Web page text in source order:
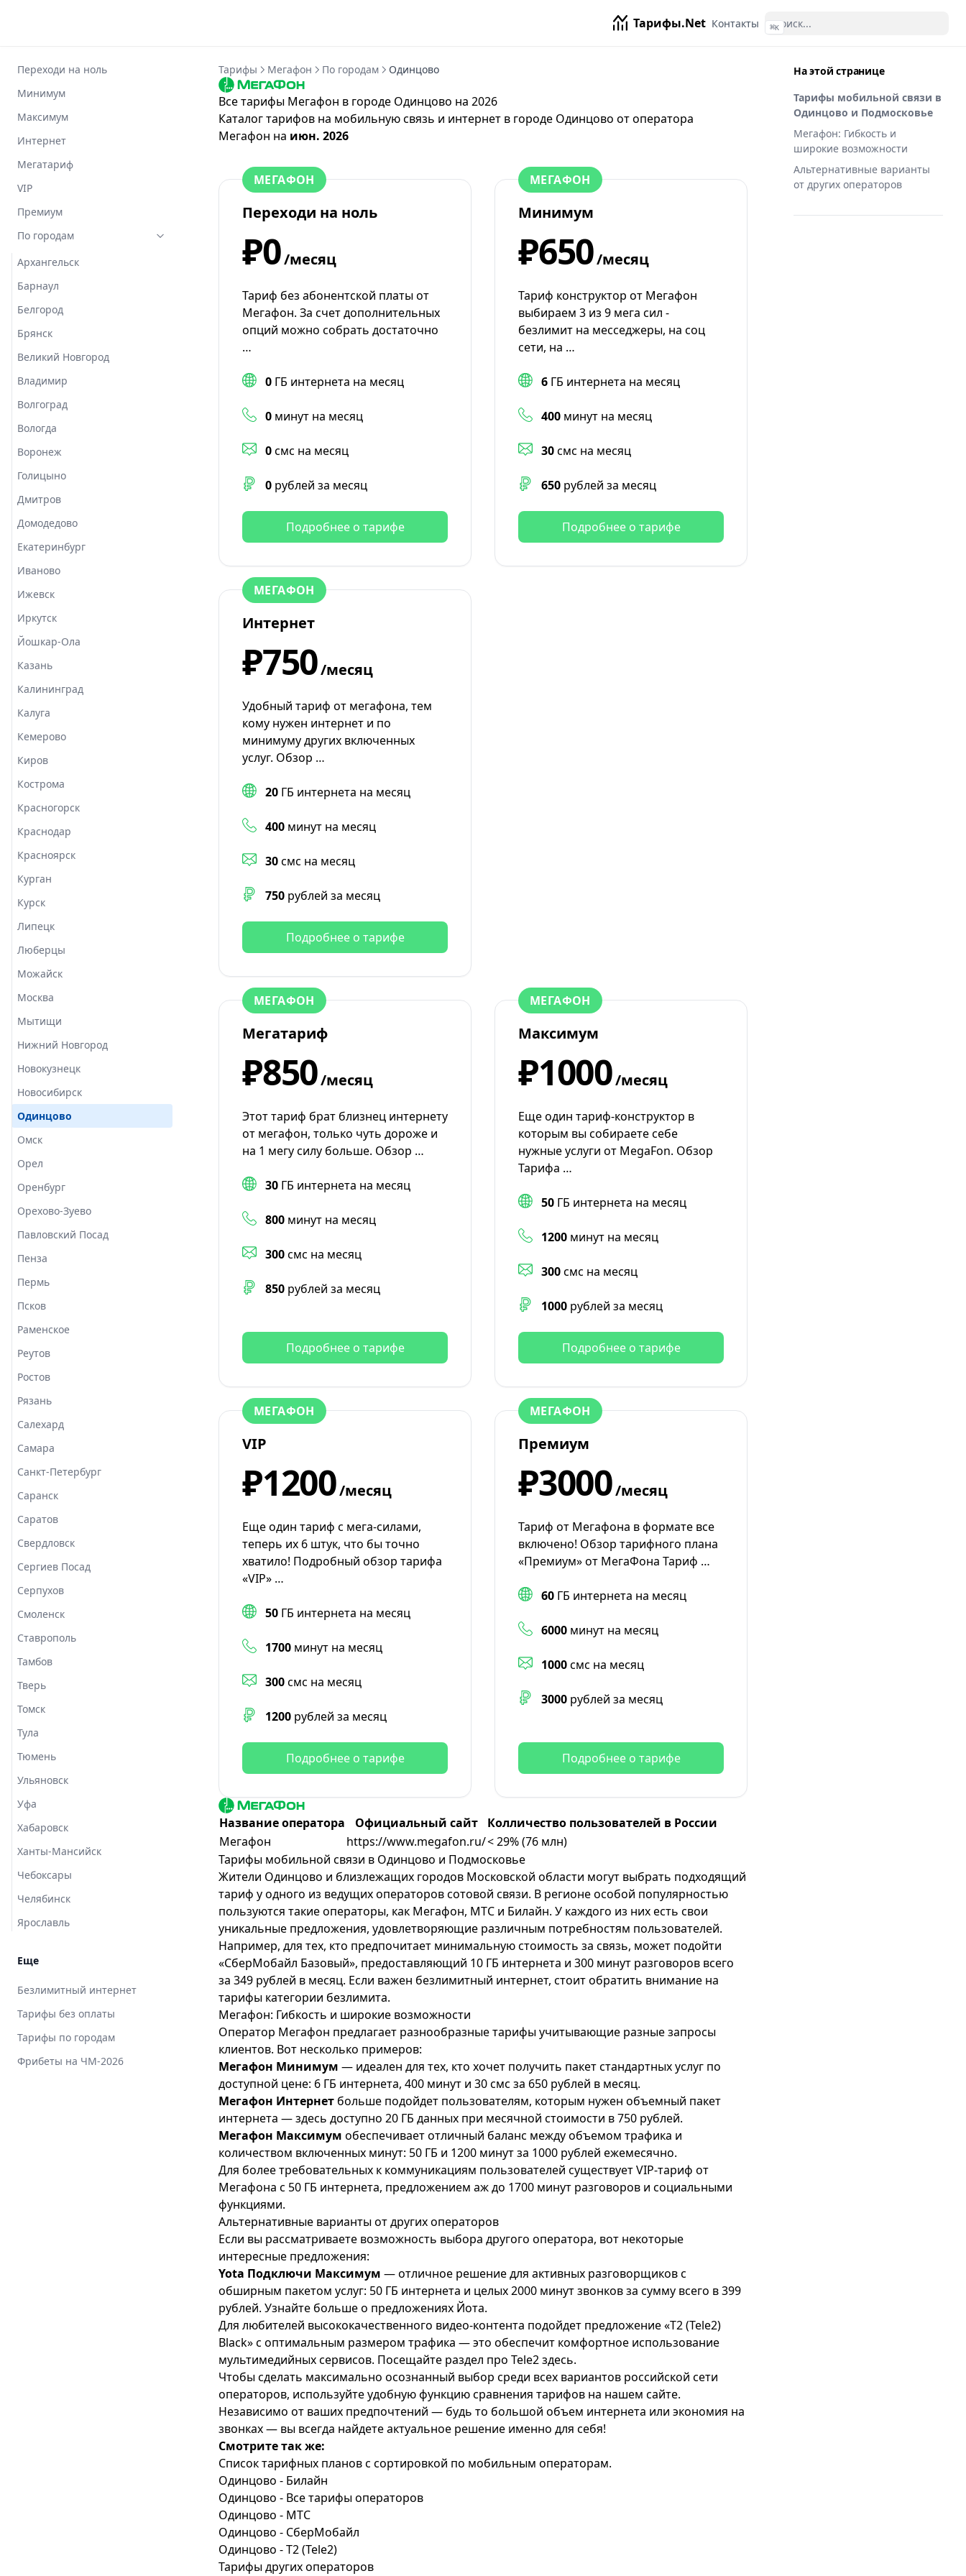
Тарифы.Net Контакты ⌘K
Переходи на ноль
Минимум
Максимум
Интернет
Мегатариф
VIP
Премиум
По городам
Архангельск
Барнаул
Белгород
Брянск
Великий Новгород
Владимир
Волгоград
Вологда
Воронеж
Голицыно
Дмитров
Домодедово
Екатеринбург
Иваново
Ижевск
Иркутск
Йошкар-Ола
Казань
Калининград
Калуга
Кемерово
Киров
Кострома
Красногорск
Краснодар
Красноярск
Курган
Курск
Липецк
Люберцы
Можайск
Москва
Мытищи
Нижний Новгород
Новокузнецк
Новосибирск
Одинцово
Омск
Орел
Оренбург
Орехово-Зуево
Павловский Посад
Пенза
Пермь
Псков
Раменское
Реутов
Ростов
Рязань
Салехард
Самара
Санкт-Петербург
Саранск
Саратов
Свердловск
Сергиев Посад
Серпухов
Смоленск
Ставрополь
Тамбов
Тверь
Томск
Тула
Тюмень
Ульяновск
Уфа
Хабаровск
Ханты-Мансийск
Чебоксары
Челябинск
Ярославль
Еще
Безлимитный интернет
Тарифы без оплаты
Тарифы по городам
Фрибеты на ЧМ-2026
На этой странице
Тарифы мобильной связи в
Одинцово и Подмосковье
Мегафон: Гибкость и
широкие возможности
Альтернативные варианты
от других операторов
Тарифы Мегафон По городам Одинцово
Все тарифы Мегафон в городе Одинцово на 2026
Каталог тарифов на мобильную связь и интернет в городе Одинцово отоператора
Мегафон на июн. 2026
МЕГАФОН
Переходи на ноль
₽0/месяц
Тариф без абонентской платы от
Мегафон. За счет дополнительных
опций можно собрать достаточно
…
0 ГБ интернета на месяц
0 минут на месяц
0смс на месяц
0 рублей за месяц
Подробнее о тарифе
МЕГАФОН
Минимум
₽650/месяц
Тариф конструктор от Мегафон
выбираем 3 из 9 мега сил -
безлимит на месседжеры, на соц
сети, на …
6 ГБ интернета на месяц
400 минут на месяц
30смс на месяц
650 рублей за месяц
Подробнее о тарифе
МЕГАФОН
Интернет
₽750/месяц
Удобный тариф от мегафона, тем
кому нужен интернет и по
минимуму других включенных
услуг. Обзор …
20 ГБ интернета на месяц
400 минут на месяц
30смс на месяц
750 рублей за месяц
Подробнее о тарифе
МЕГАФОН
Мегатариф
₽850/месяц
Этот тариф брат близнец интернету
от мегафон, только чуть дороже и
на 1 мегу силу больше. Обзор …
30 ГБ интернета на месяц
800 минут на месяц
300смс на месяц
850 рублей за месяц
Подробнее о тарифе
МЕГАФОН
Максимум
₽1000/месяц
Еще один тариф-конструктор в
которым вы собираете себе
нужные услуги от MegaFon. Обзор
Тарифа …
50 ГБ интернета на месяц
1200 минут на месяц
300смс на месяц
1000 рублей за месяц
Подробнее о тарифе
МЕГАФОН
VIP
₽1200/месяц
Еще один тариф с мега-силами,
теперь их 6 штук, что бы точно
хватило! Подробный обзор тарифа
«VIP» …
50 ГБ интернета на месяц
1700 минут на месяц
300смс на месяц
1200 рублей за месяц
Подробнее о тарифе
МЕГАФОН
Премиум
₽3000/месяц
Тариф от Мегафона в формате все
включено! Обзор тарифного плана
«Премиум» от МегаФона Тариф …
60 ГБ интернета на месяц
6000 минут на месяц
1000смс на месяц
3000 рублей за месяц
Подробнее о тарифе
Название оператора Официальный сайт
Колличество пользователей в России
Мегафон
https://www.megafon.ru/< 29% (76 млн)
Тарифы мобильной связи в Одинцово и Подмосковье
Жители Одинцово и близлежащих городов Московской области могут выбрать подходящий
тариф у одного из ведущих операторов сотовой связи. В регионе особой популярностью
пользуются такие операторы, как Мегафон, МТС и Билайн. У каждого из них есть свои
уникальные предложения, удовлетворяющие различным потребностям пользователей.
Например, для тех, кто предпочитает минимальную стоимость за связь, может подойти
«СберМобайл Базовый», предоставляющий 10 ГБ интернета и 300 минут разговоров всего
за 349 рублей в месяц. Если важен безлимитный интернет, стоит обратить внимание на
тарифы категории безлимита.
Мегафон: Гибкость и широкие возможности
Оператор Мегафон предлагает разнообразные тарифы учитывающие разные запросы
клиентов. Вот несколько примеров:
Мегафон Минимум — идеален для тех, кто хочет получить пакет стандартных услуг по
доступной цене: 6 ГБ интернета, 400 минут и 30 смс за 650 рублей в месяц.
Мегафон Интернет больше подойдет пользователям, которым нужен объемный пакет
интернета — здесь доступно 20 ГБ данных при месячной стоимости в 750 рублей.
Мегафон Максимум обеспечивает отличный баланс между объемом трафика и
количеством включенных минут: 50 ГБ и 1200 минут за 1000 рублей ежемесячно.
Для более требовательных к коммуникациям пользователей существуетVIP-тариф от
Мегафона с 50 ГБ интернета, предложением аж до 1700 минут разговоров и социальными
функциями.
Альтернативные варианты от других операторов
Если вы рассматриваете возможность выбора другого оператора, вот некоторые
интересные предложения:
Yota Подключи Максимум — отличное решение для активных разговорщиков с
обширным пакетом услуг: 50 ГБ интернета и целых 2000 минут звонков за сумму всего в 399
рублей. Узнайте больше о предложениях Йота.
Для любителей высококачественного видео-контента подойдет предложение «Т2 (Tele2)
Black» c оптимальным размером трафика — это обеспечит комфортное использование
мультимедийных сервисов. Посещайте раздел про Tele2здесь.
Чтобы сделать максимально осознанный выбор среди всех вариантов российской сети
операторов, используйте удобную функцию сравнения тарифов на нашем сайте.
Независимо от ваших предпочтений — будь то большой объем интернета или экономия на
звонках — вы всегда найдете актуальное решение именно для себя!
Смотрите так же:
Список тарифных планов с сортировкой по мобильным операторам.
Одинцово - Билайн
Одинцово - Все тарифы операторов
Одинцово - МТС
Одинцово - СберМобайл
Одинцово - T2 (Tele2)
Тарифы других операторов